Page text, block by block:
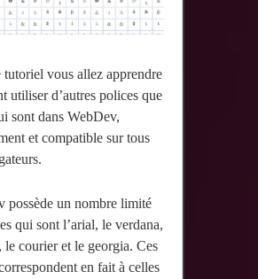
tutoriel vous allez apprendre
utiliser d’autres polices que
sont dans WebDev,
et compatible sur tous
possède un nombre limité
qui sont l’arial, le verdana,
le courier et le georgia. Ces
en fait à celles